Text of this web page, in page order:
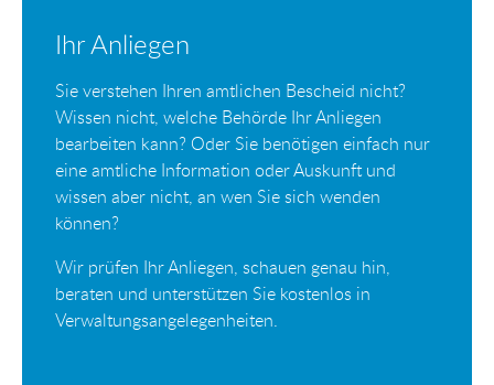
Ihr Anliegen
Sie verstehen Ihren amtlichen Bescheid nicht?
Wissen nicht, welche Behörde Ihr Anliegen
bearbeiten kann? Oder Sie benötigen einfach nur
eine amtliche Information oder Auskunft und
wissen aber nicht, an wen Sie sich wenden
können?
Wir prüfen Ihr Anliegen, schauen genau hin,
beraten und unterstützen Sie kostenlos in
Verwaltungsangelegenheiten.